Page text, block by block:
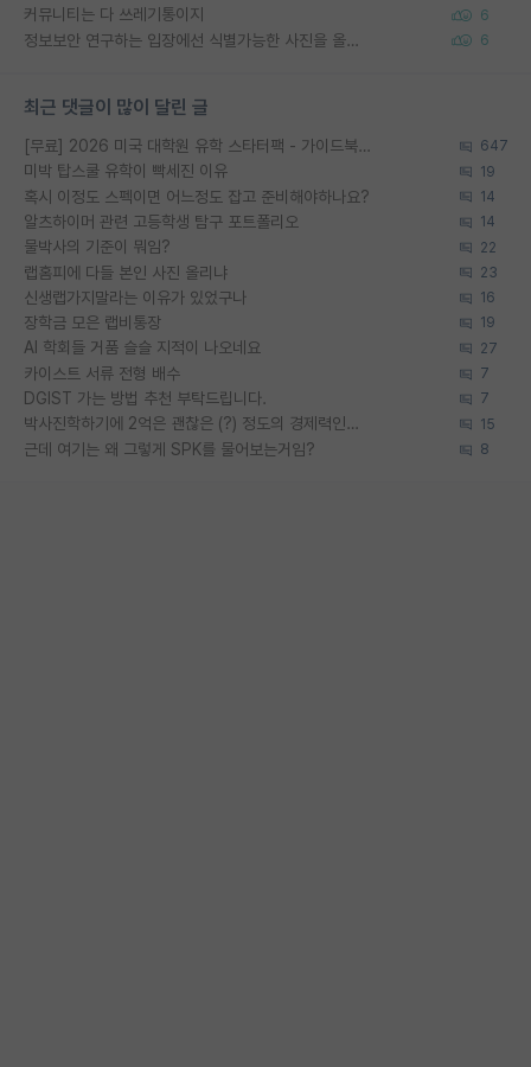
커뮤니티는 다 쓰레기통이지 6
정보보안 연구하는 입장에선 식별가능한 사진을 올리는건 비추이긴함 6
최근 댓글이 많이 달린 글
[무료] 2026 미국 대학원 유학 스타터팩 - 가이드북 & 합격자 컨택메일 템플릿 647
미박 탑스쿨 유학이 빡세진 이유 19
혹시 이정도 스펙이면 어느정도 잡고 준비해야하나요? 14
알츠하이머 관련 고등학생 탐구 포트폴리오 14
물박사의 기준이 뭐임? 22
랩홈피에 다들 본인 사진 올리냐 23
신생랩가지말라는 이유가 있었구나 16
장학금 모은 랩비통장 19
AI 학회들 거품 슬슬 지적이 나오네요 27
카이스트 서류 전형 배수 7
DGIST 가는 방법 추천 부탁드립니다. 7
박사진학하기에 2억은 괜찮은 (?) 정도의 경제력인가요 15
근데 여기는 왜 그렇게 SPK를 물어보는거임? 8